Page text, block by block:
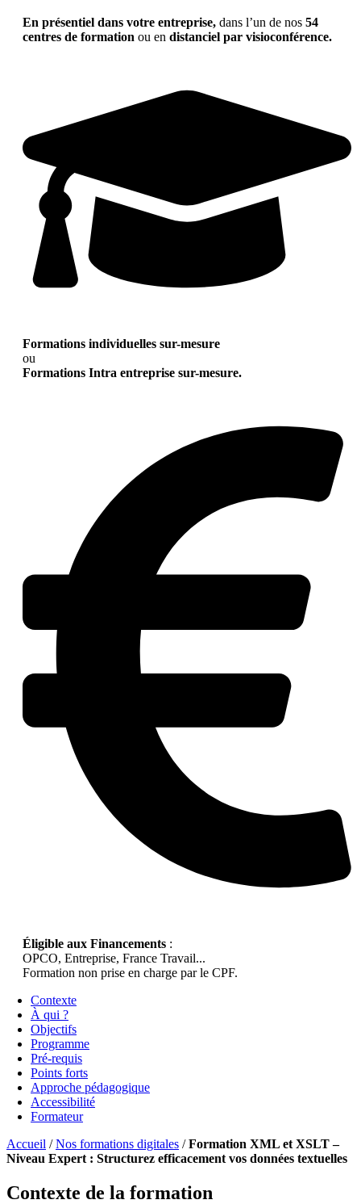
En présentiel dans votre entreprise, dans l’un de nos 54
centres de formation ou en distanciel par visioconférence.
Formations individuelles sur-mesure
ou
Formations Intra entreprise sur-mesure.
Éligible aux Financements :
OPCO, Entreprise, France Travail...
Formation non prise en charge par le CPF.
Contexte
À qui ?
Objectifs
Programme
Pré-requis
Points forts
Approche pédagogique
Accessibilité
Formateur
Accueil /Nos formations digitales /Formation XML et XSLT –
Niveau Expert : Structurez efficacement vos données textuelles
Contexte de la formation